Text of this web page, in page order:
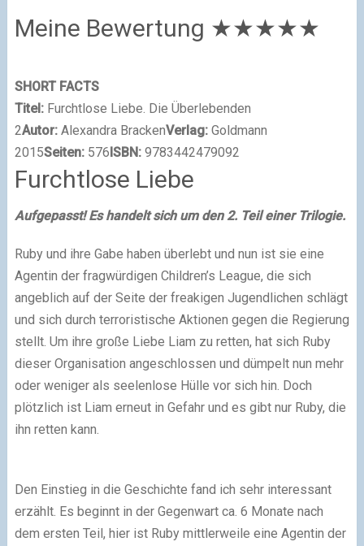
Meine Bewertung ★★★★★
SHORT FACTS
Titel:Furchtlose Liebe. Die Überlebenden
2Autor:Alexandra BrackenVerlag:Goldmann
2015Seiten:576ISBN:9783442479092
Furchtlose Liebe
Aufgepasst! Es handelt sich um den 2. Teil einer Trilogie.
Ruby und ihre Gabe haben überlebt und nun ist sie eine
Agentin der fragwürdigen Children’s League, die sich
angeblich auf der Seite der freakigen Jugendlichen schlägt
und sich durch terroristische Aktionen gegen die Regierung
stellt. Um ihre große Liebe Liam zu retten, hat sich Ruby
dieser Organisation angeschlossen und dümpelt nun mehr
oder weniger als seelenlose Hülle vor sich hin. Doch
plötzlich ist Liam erneut in Gefahr und es gibt nur Ruby, die
ihn retten kann.
Den Einstieg in die Geschichte fand ich sehr interessant
erzählt. Es beginnt in der Gegenwart ca. 6 Monate nach
dem ersten Teil, hier ist Ruby mittlerweile eine Agentin der